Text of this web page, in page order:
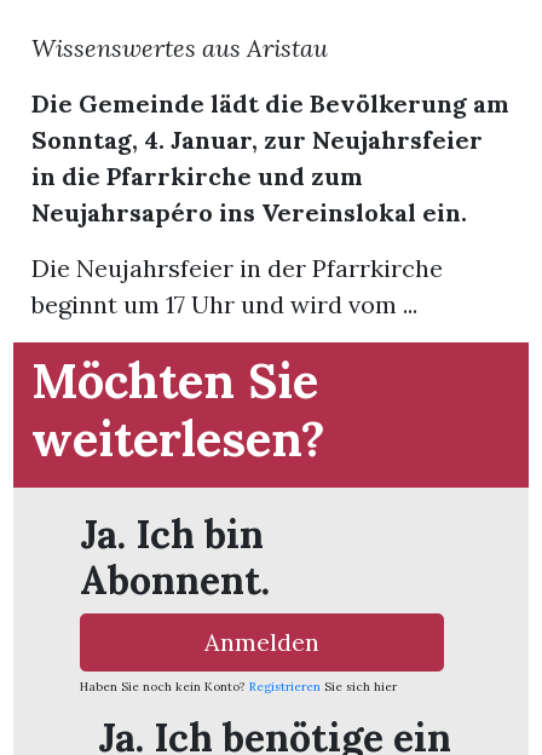
Stellen
E-
Paper
Newsletter
App
Bremgarten
Wissenswertes aus Aristau
Die Gemeinde lädt die Bevölkerung am
Sonntag, 4. Januar, zur Neujahrsfeier
in die Pfarrkirche und zum
Neujahrsapéro ins Vereinslokal ein.
Die Neujahrsfeier in der Pfarrkirche
beginnt um 17 Uhr und wird vom ...
Möchten Sie
weiterlesen?
Ja. Ich bin
Abonnent.
Anmelden
Haben Sie noch kein Konto? Registrieren Sie sich hier
Ja. Ich benötige ein